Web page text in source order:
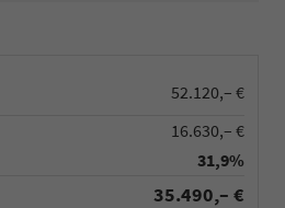
52.120,– €
16.630,– €
31,9%
35.490,– €